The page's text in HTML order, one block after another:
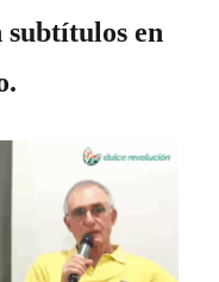
subtítulos en